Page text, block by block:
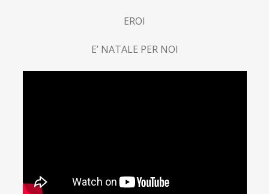
EROI
E’ NATALE PER NOI